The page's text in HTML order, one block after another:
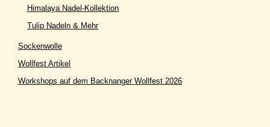
Himalaya Nadel-Kollektion
Tulip Nadeln & Mehr
Sockenwolle
Wollfest Artikel
Workshops auf dem Backnanger Wollfest 2026